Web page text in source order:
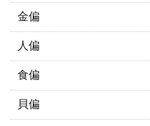
金偏
人偏
食偏
貝偏